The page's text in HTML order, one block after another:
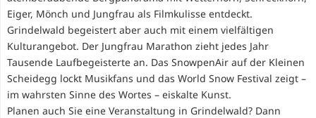
Eiger, Mönch und Jungfrau als Filmkulisse entdeckt.
Grindelwald begeistert aber auch mit einem vielfältigen
Kulturangebot. Der Jungfrau Marathon zieht jedes Jahr
Tausende Laufbegeisterte an. Das SnowpenAir auf der Kleinen
Scheidegg lockt Musikfans und das World Snow Festival zeigt –
im wahrsten Sinne des Wortes – eiskalte Kunst.
Planen auch Sie eine Veranstaltung in Grindelwald? Dann